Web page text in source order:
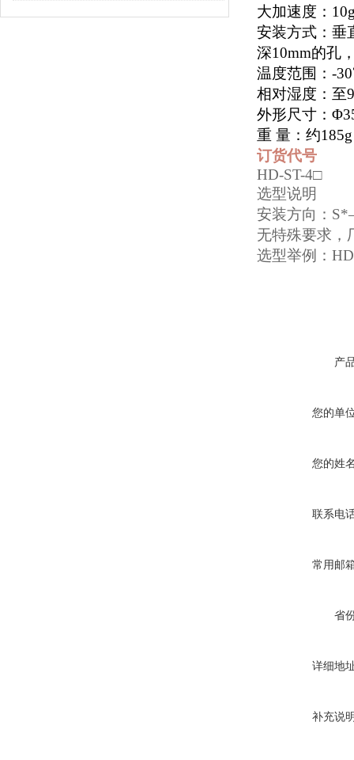
大加速度：
安装方式：垂
深10mm的孔
温度范围： -30
相对湿度：至
外形尺寸：Φ
重 量：约185g
订货代号
HD-ST-4□
选型说明
安装方向： S*
无特殊要求，
选型举例：
产
您的单
您的姓
联系电
常用邮
省
详细地
补充说